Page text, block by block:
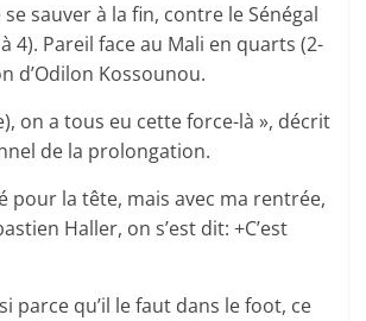
sauver à la fin, contre le Sénégal
4). Pareil face au Mali en quarts (2-
d’Odilon Kossounou.
on a tous eu cette force-là », décrit
de la prolongation.
pour la tête, mais avec ma rentrée,
Haller, on s’est dit: +C’est
parce qu’il le faut dans le foot, ce